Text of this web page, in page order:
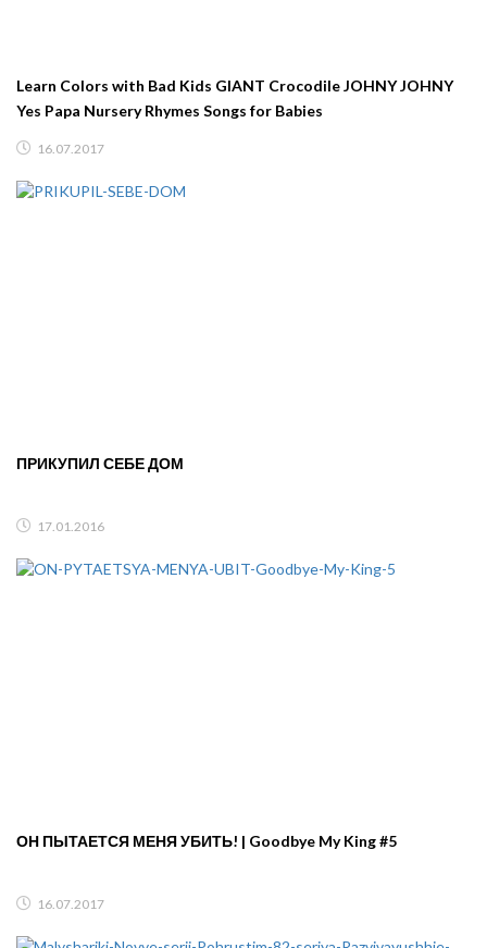
Learn Colors with Bad Kids GIANT Crocodile JOHNY JOHNY
Yes Papa Nursery Rhymes Songs for Babies
16.07.2017
ПРИКУПИЛ СЕБЕ ДОМ
17.01.2016
ОН ПЫТАЕТСЯ МЕНЯ УБИТЬ! | Goodbye My King #5
16.07.2017